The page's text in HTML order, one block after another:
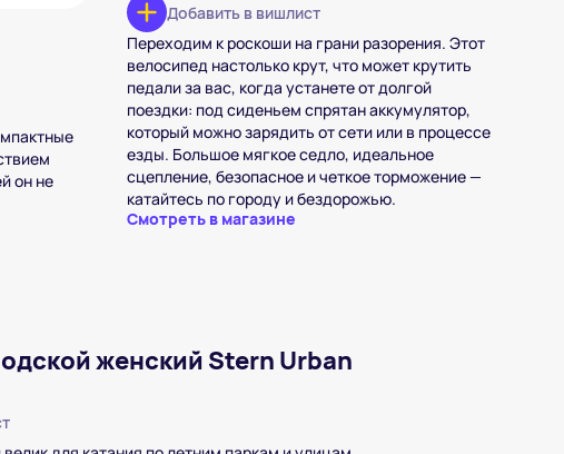
он не
Добавить в вишлист
Переходим к роскоши на грани разорения. Этот
велосипед настолько крут, что может крутить
педали за вас, когда устанете от долгой
поездки: под сиденьем спрятан аккумулятор,
который можно зарядить от сети или в процессе
езды. Большое мягкое седло, идеальное
сцепление, безопасное и четкое торможение —
катайтесь по городу и бездорожью.
Смотреть в магазине
женский Stern Urban